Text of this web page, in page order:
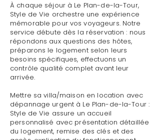
À chaque séjour à Le Plan-de-la-Tour,
Style de Vie orchestre une expérience
mémorable pour vos voyageurs. Notre
service débute dès la réservation : nous
répondons aux questions des hôtes,
préparons le logement selon leurs
besoins spécifiques, effectuons un
contrôle qualité complet avant leur
arrivée.
Mettre sa villa/maison en location avec
dépannage urgent à Le Plan-de-la-Tour :
Style de Vie assure un accueil
personnalisé avec présentation détaillée
du logement, remise des clés et des